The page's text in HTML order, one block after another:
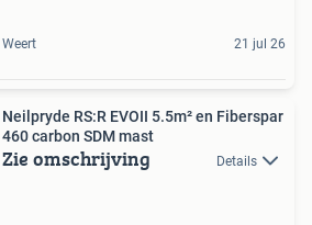
Weert 21 jul 26
Neilpryde RS:R EVOII 5.5m² en Fiberspar
460 carbon SDM mast
Zie omschrijving Details